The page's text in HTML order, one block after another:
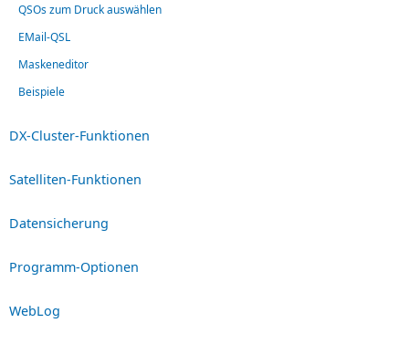
QSOs zum Druck auswählen
EMail-QSL
Maskeneditor
Beispiele
DX-Cluster-Funktionen
Satelliten-Funktionen
Datensicherung
Programm-Optionen
WebLog